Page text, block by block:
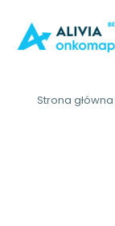
Strona główna